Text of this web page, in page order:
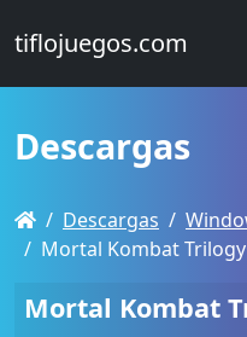
tiflojuegos.com
Descargas
Descargas
Mortal Kombat Trilogy
Mortal Kombat